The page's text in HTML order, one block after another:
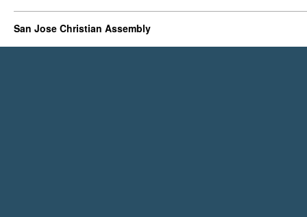
San Jose Christian Assembly